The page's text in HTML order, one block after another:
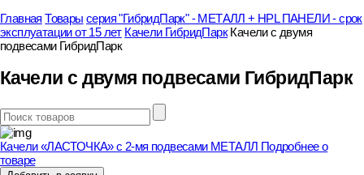
Главная Товары серия "ГибридПарк" - МЕТАЛЛ + HPL ПАНЕЛИ - срок
эксплуатации от 15 лет Качели ГибридПарк Качели с двумя
подвесами ГибридПарк
Качели с двумя подвесами ГибридПарк
Поиск:
Качели «ЛАСТОЧКА» с 2-мя подвесами МЕТАЛЛ Подробнее о
товаре